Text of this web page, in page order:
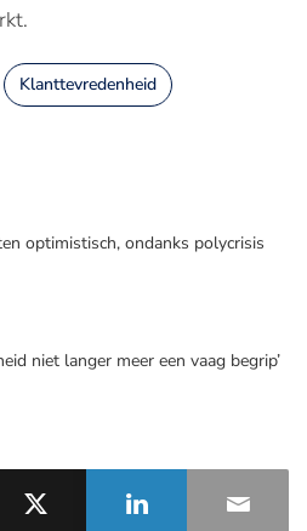
Klanttevredenheid
optimistisch, ondanks polycrisis
niet langer meer een vaag begrip’